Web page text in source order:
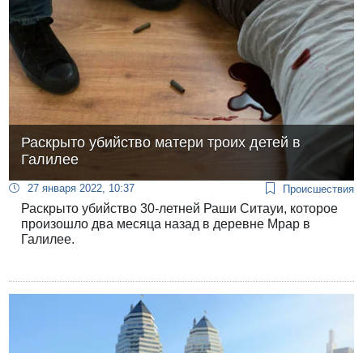
Раскрыто убийство матери троих детей в
Галилее
27 января 2022, 10:37 Происшествия
Раскрыто убийство 30-летней Раши Ситауи, которое
произошло два месяца назад в деревне Мрар в
Галилее.